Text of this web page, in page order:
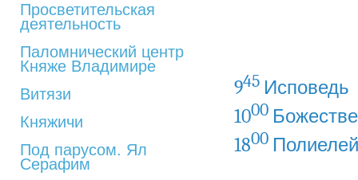
Просветительская
деятельность
Паломнический центр
Княже Владимире
Витязи
Княжичи
Под парусом. Ял
Серафим
945 Исповедь
1000
1800 Полиелей